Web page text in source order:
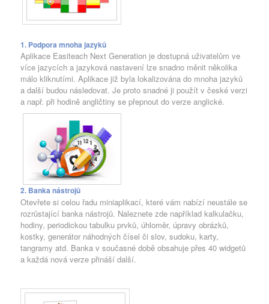
1. Podpora mnoha jazyků
Aplikace Easiteach Next Generation je dostupná uživatelům ve
více jazycích a jazyková nastavení lze snadno měnit několika
málo kliknutími. Aplikace již byla lokalizována do mnoha jazyků
a další budou následovat. Je proto snadné ji použít v české verzi
a např. při hodině angličtiny se přepnout do verze anglické.
2. Banka nástrojů
Otevřete si celou řadu miniaplikací, které vám nabízí neustále se
rozrůstající banka nástrojů. Naleznete zde například kalkulačku,
hodiny, periodickou tabulku prvků, úhloměr, úpravy obrázků,
kostky, generátor náhodných čísel či slov, sudoku, karty,
tangramy atd. Banka v současné době obsahuje přes 40 widgetů
a každá nová verze přináší další.